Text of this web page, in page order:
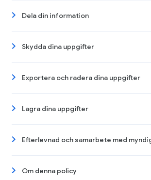
Dela din information
Skydda dina uppgifter
Exportera och radera dina uppgifter
Lagra dina uppgifter
Efterlevnad och samarbete med
Om denna policy